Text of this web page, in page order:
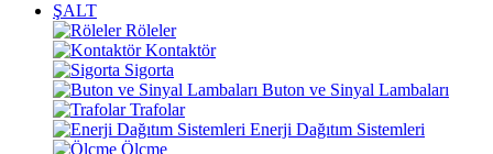
ŞALT
Röleler
Kontaktör
Sigorta
Buton ve Sinyal Lambaları
Trafolar
Enerji Dağıtım Sistemleri
Ölçme